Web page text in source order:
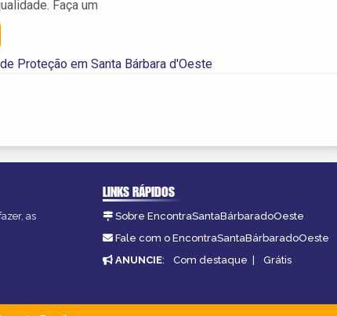
Faça um
Proteção em Santa Bárbara d'Oeste
as
LINKS RÁPIDOS
Sobre EncontraSantaBárbaradoOeste
Fale com o EncontraSantaBárbaradoOeste
ANUNCIE: Com destaque | Grátis